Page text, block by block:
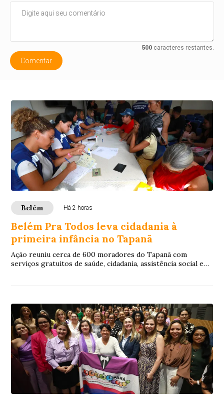
500caracteres restantes.
Comentar
Belém Há 2 horas
Belém Pra Todos leva cidadania à
primeira infância no Tapanã
Ação reuniu cerca de 600 moradores do Tapanã com
serviços gratuitos de saúde, cidadania, assistência social e